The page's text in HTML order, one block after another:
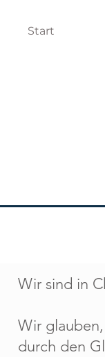
Start
Wir sind in
Wir
durch den